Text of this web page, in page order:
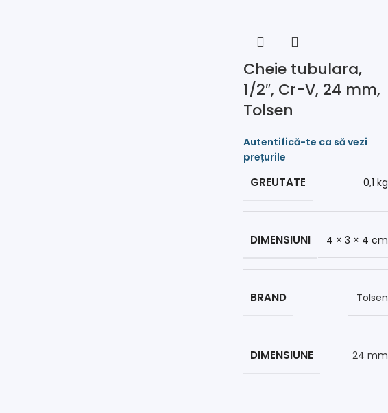
Cheie tubulara,
1/2″, Cr-V, 24 mm,
Tolsen
GREUTATE 0,1 kg
DIMENSIUNI 4 × 3 × 4 cm
BRAND Tolsen
DIMENSIUNE 24 mm